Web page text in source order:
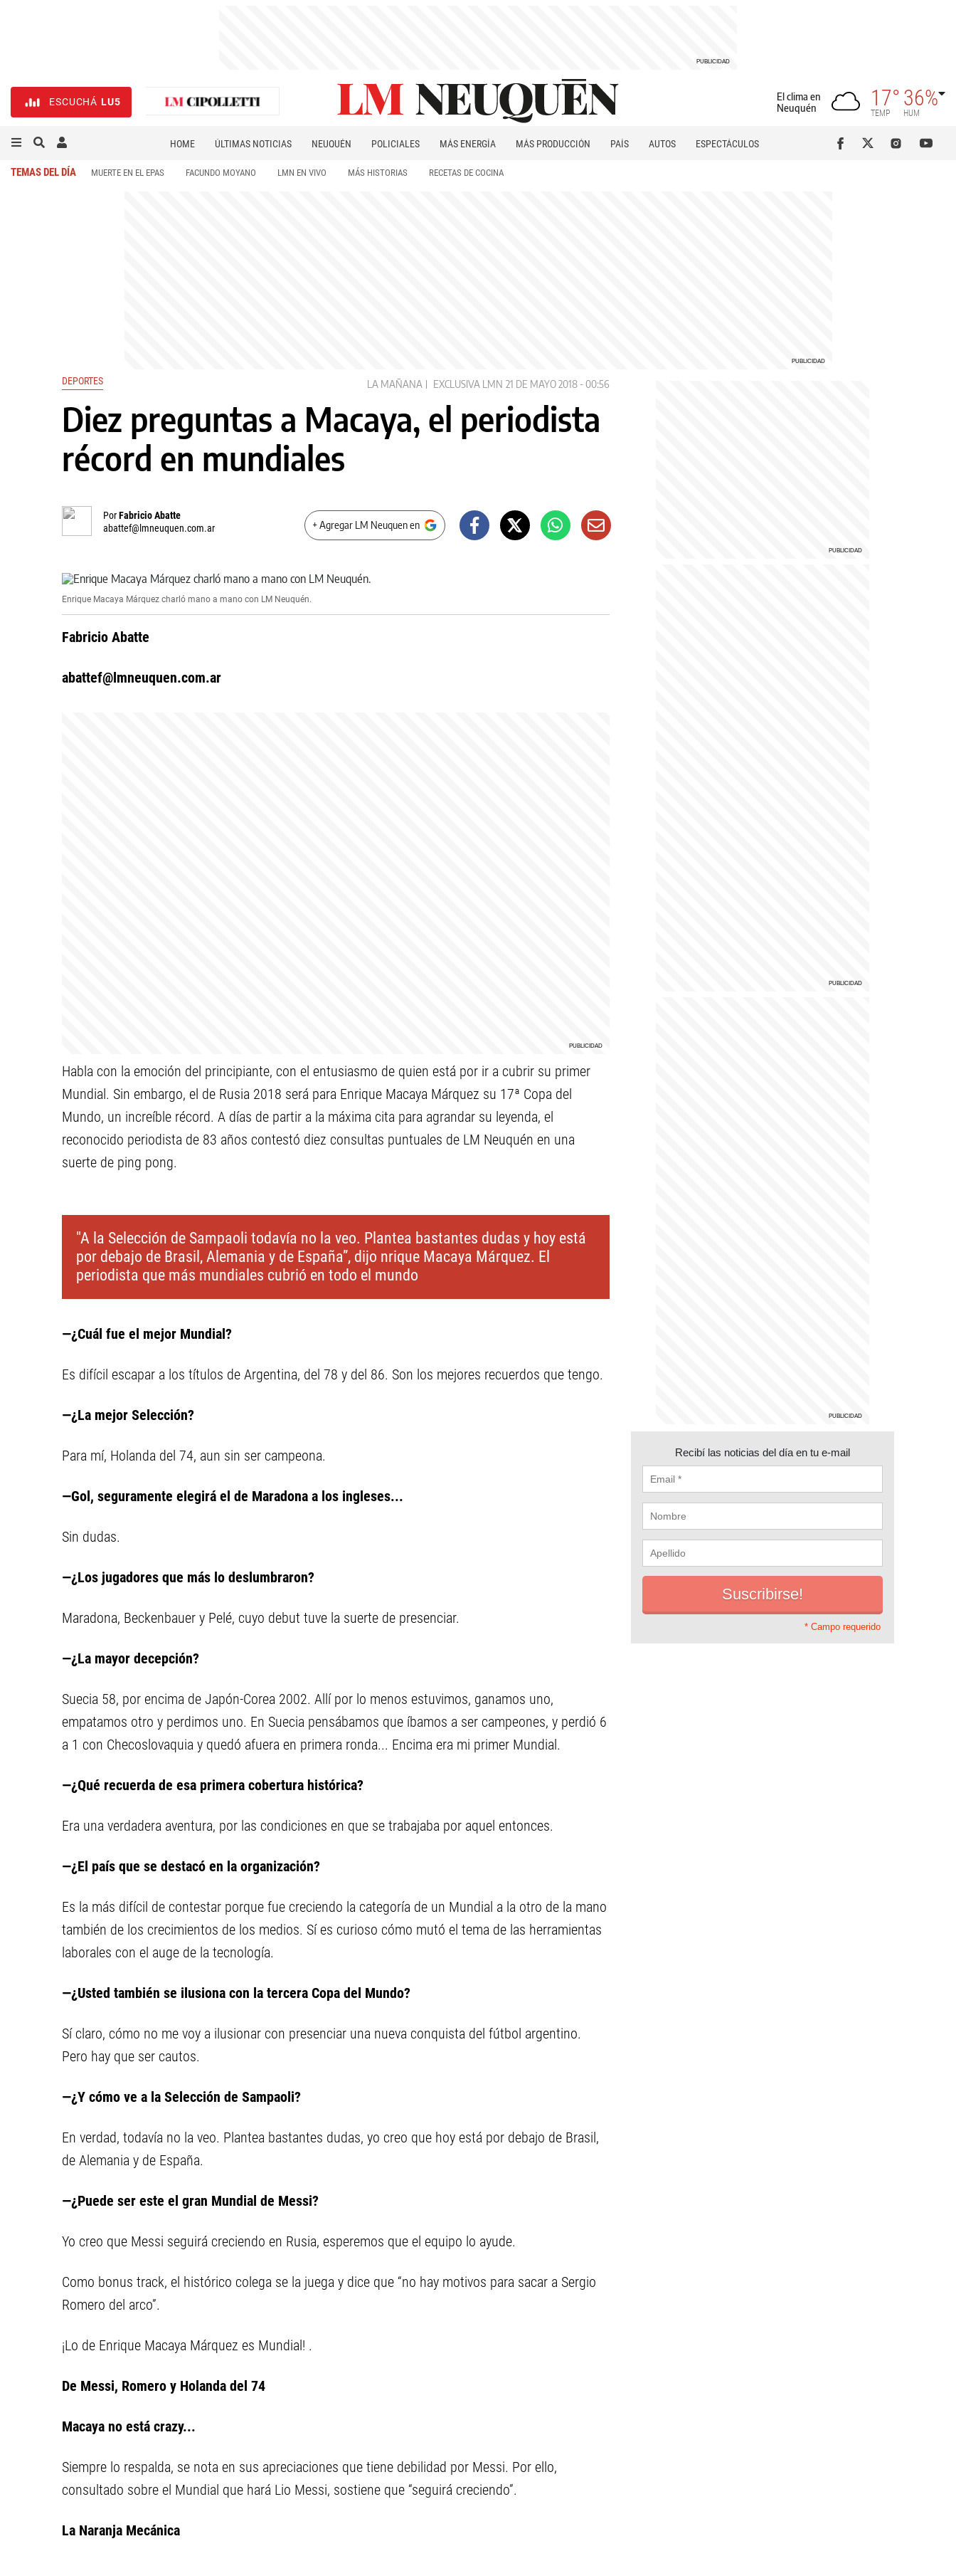
ESCUCHÁ LU5
El clima en
Neuquén
17°
TEMP
36%
HUM
HOME ÚLTIMAS NOTICIAS NEUQUÉN POLICIALES MÁS ENERGÍA MÁS PRODUCCIÓN PAÍS AUTOS
ESPECTÁCULOS
TEMAS DEL DÍA MUERTE EN EL EPAS FACUNDO MOYANO LMN EN VIVO MÁS HISTORIAS RECETAS DE COCINA
DEPORTES LA MAÑANA EXCLUSIVA LMN 21 DE MAYO 2018 - 00:56
Diez preguntas a Macaya, el periodista
récord en mundiales
PorFabricio Abatte
abattef@lmneuquen.com.ar
+ Agregar LM Neuquen en
Enrique Macaya Márquez charló mano a mano con LM Neuquén.
Fabricio Abatte
abattef@lmneuquen.com.ar
Habla con la emoción del principiante, con el entusiasmo de quien está por ir a cubrir su primer
Mundial. Sin embargo, el de Rusia 2018 será para Enrique Macaya Márquez su 17ª Copa del
Mundo, un increíble récord. A días de partir a la máxima cita para agrandar su leyenda, el
reconocido periodista de 83 años contestó diez consultas puntuales de LM Neuquén en una
suerte de ping pong.
"A la Selección de Sampaoli todavía no la veo. Plantea bastantes dudas y hoy está
por debajo de Brasil, Alemania y de España”, dijo nrique Macaya Márquez. El
periodista que más mundiales cubrió en todo el mundo
—¿Cuál fue el mejor Mundial?
Es difícil escapar a los títulos de Argentina, del 78 y del 86. Son los mejores recuerdos que tengo.
—¿La mejor Selección?
Para mí, Holanda del 74, aun sin ser campeona.
—Gol, seguramente elegirá el de Maradona a los ingleses...
Sin dudas.
—¿Los jugadores que más lo deslumbraron?
Maradona, Beckenbauer y Pelé, cuyo debut tuve la suerte de presenciar.
—¿La mayor decepción?
Suecia 58, por encima de Japón-Corea 2002. Allí por lo menos estuvimos, ganamos uno,
empatamos otro y perdimos uno. En Suecia pensábamos que íbamos a ser campeones, y perdió 6
a 1 con Checoslovaquia y quedó afuera en primera ronda... Encima era mi primer Mundial.
—¿Qué recuerda de esa primera cobertura histórica?
Era una verdadera aventura, por las condiciones en que se trabajaba por aquel entonces.
—¿El país que se destacó en la organización?
Es la más difícil de contestar porque fue creciendo la categoría de un Mundial a la otro de la mano
también de los crecimientos de los medios. Sí es curioso cómo mutó el tema de las herramientas
laborales con el auge de la tecnología.
—¿Usted también se ilusiona con la tercera Copa del Mundo?
Sí claro, cómo no me voy a ilusionar con presenciar una nueva conquista del fútbol argentino.
Pero hay que ser cautos.
—¿Y cómo ve a la Selección de Sampaoli?
En verdad, todavía no la veo. Plantea bastantes dudas, yo creo que hoy está por debajo de Brasil,
de Alemania y de España.
—¿Puede ser este el gran Mundial de Messi?
Yo creo que Messi seguirá creciendo en Rusia, esperemos que el equipo lo ayude.
Como bonus track, el histórico colega se la juega y dice que “no hay motivos para sacar a Sergio
Romero del arco”.
¡Lo de Enrique Macaya Márquez es Mundial! .
De Messi, Romero y Holanda del 74
Macaya no está crazy...
Siempre lo respalda, se nota en sus apreciaciones que tiene debilidad por Messi. Por ello,
consultado sobre el Mundial que hará Lio Messi, sostiene que “seguirá creciendo”.
La Naranja Mecánica
Recibí las noticias del día en tu e-mail
* Campo requerido